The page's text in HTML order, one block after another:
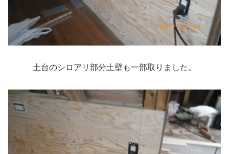
土台のシロアリ部分土壁も一部取りました。